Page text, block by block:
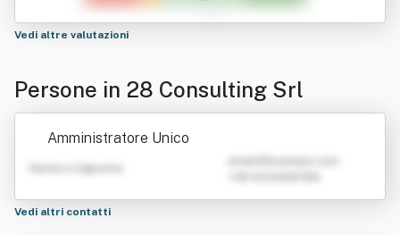
Vedi altre valutazioni
Persone in 28 Consulting Srl
Amministratore Unico
Nome e Cognome
Vedi altri contatti